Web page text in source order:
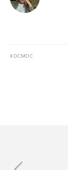
КОСМОС